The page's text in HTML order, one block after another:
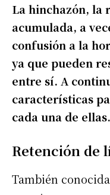
La hinchazón, la
acumulada, a
confusión a la
ya que pueden
entre sí. A
características
cada una de ellas.
Retención de
También